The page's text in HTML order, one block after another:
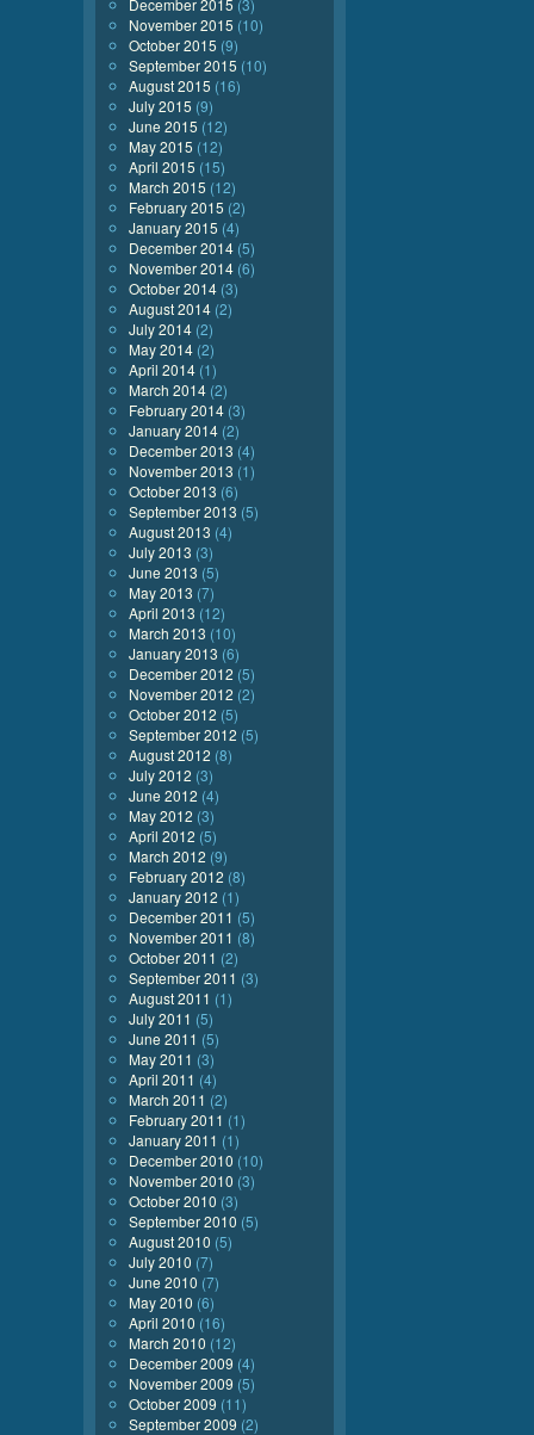
December 2015 (3)
November 2015 (10)
October 2015 (9)
September 2015 (10)
August 2015 (16)
July 2015 (9)
June 2015 (12)
May 2015 (12)
April 2015 (15)
March 2015 (12)
February 2015 (2)
January 2015 (4)
December 2014 (5)
November 2014 (6)
October 2014 (3)
August 2014 (2)
July 2014 (2)
May 2014 (2)
April 2014 (1)
March 2014 (2)
February 2014 (3)
January 2014 (2)
December 2013 (4)
November 2013 (1)
October 2013 (6)
September 2013 (5)
August 2013 (4)
July 2013 (3)
June 2013 (5)
May 2013 (7)
April 2013 (12)
March 2013 (10)
January 2013 (6)
December 2012 (5)
November 2012 (2)
October 2012 (5)
September 2012 (5)
August 2012 (8)
July 2012 (3)
June 2012 (4)
May 2012 (3)
April 2012 (5)
March 2012 (9)
February 2012 (8)
January 2012 (1)
December 2011 (5)
November 2011 (8)
October 2011 (2)
September 2011 (3)
August 2011 (1)
July 2011 (5)
June 2011 (5)
May 2011 (3)
April 2011 (4)
March 2011 (2)
February 2011 (1)
January 2011 (1)
December 2010 (10)
November 2010 (3)
October 2010 (3)
September 2010 (5)
August 2010 (5)
July 2010 (7)
June 2010 (7)
May 2010 (6)
April 2010 (16)
March 2010 (12)
December 2009 (4)
November 2009 (5)
October 2009 (11)
September 2009 (2)